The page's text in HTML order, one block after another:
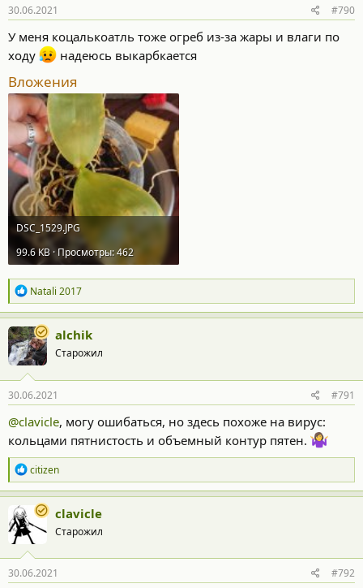
30.06.2021 #790
У меня коцалькоатль тоже огреб из-за жары и влаги по
ходу
надеюсь выкарбкается
Вложения
DSC_1529.JPG
99.6 KB · Просмотры: 462
Р
е
а
к
ц
и
и
:
Natali 2017
alchik
Старожил
30.06.2021 #791
@clavicle, могу ошибаться, но здесь похоже на вирус:
кольцами пятнистость и объемный контур пятен.
Р
е
а
ц
и
и
:
citizen
clavicle
Старожил
30.06.2021 #792